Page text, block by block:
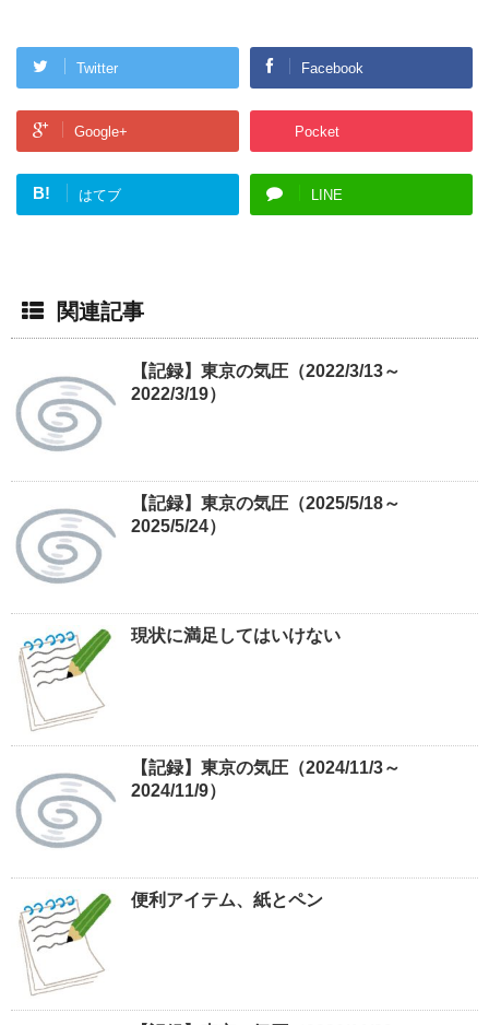
Twitter Facebook
Google+ Pocket
B! はてブ LINE
関連記事
【記録】東京の気圧（2022/3/13～
2022/3/19）
【記録】東京の気圧（2025/5/18～
2025/5/24）
現状に満足してはいけない
【記録】東京の気圧（2024/11/3～
2024/11/9）
便利アイテム、紙とペン